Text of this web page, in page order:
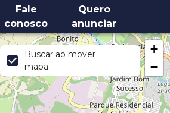
Fale
conosco
Quero
anunciar
+
−
Buscar ao mover
mapa